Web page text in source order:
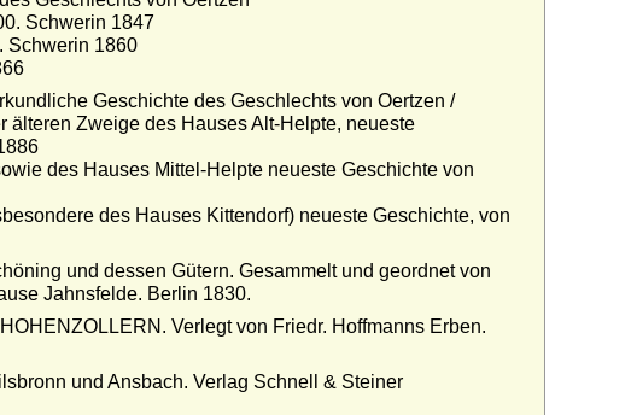
Schwerin 1847
Schwerin 1860
Geschichte des Geschlechts von Oertzen /
älteren Zweige des Hauses Alt-Helpte, neueste
des Hauses Mittel-Helpte neueste Geschichte von
des Hauses Kittendorf) neueste Geschichte, von
und dessen Gütern. Gesammelt und geordnet von
Jahnsfelde. Berlin 1830.
Verlegt von Friedr. Hoffmanns Erben.
und Ansbach. Verlag Schnell & Steiner